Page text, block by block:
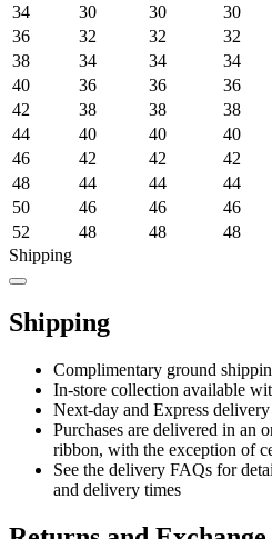
34
30 30 30
36
32 32 32
38
34 34 34
40
36 36 36
42
38 38 38
44
40 40 40
46
42 42 42
48
44 44 44
50
46 46 46
52
48 48 48
Shipping
Shipping
Complimentary ground
In-store collection available
Next-day and Express
Purchases are delivered in an
ribbon, with the exception of
See the delivery FAQs for
and delivery times